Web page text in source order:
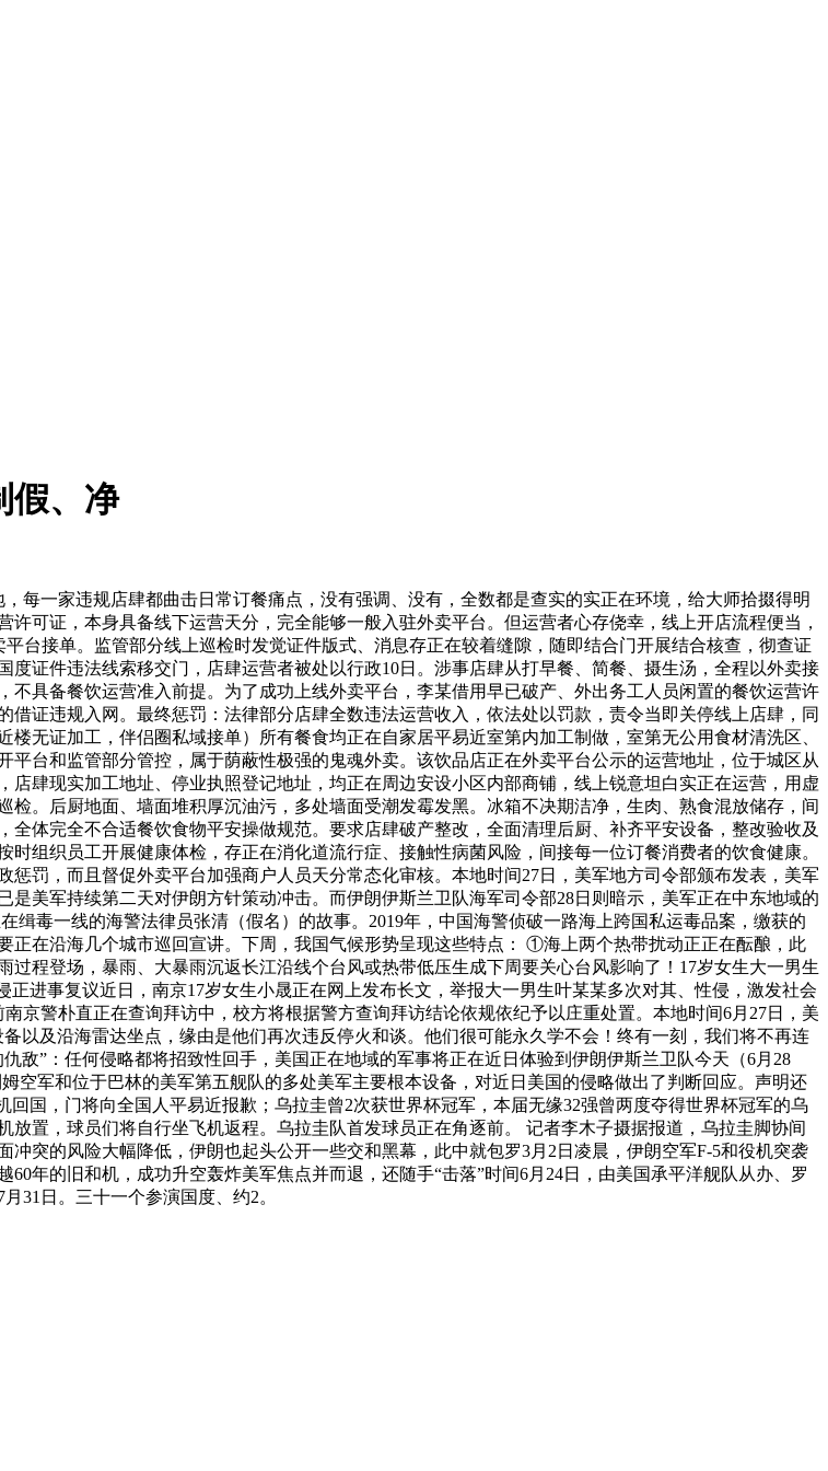
假、净
一家违规店肆都曲击日常订餐痛点，没有强调、没有，全数都是查实的实正在环境，给大师拾掇得明
可证，本身具备线下运营天分，完全能够一般入驻外卖平台。但运营者心存侥幸，线上开店流程便当，
台接单。监管部分线上巡检时发觉证件版式、消息存正在较着缝隙，随即结合门开展结合核查，彻查证
证件违法线索移交门，店肆运营者被处以行政10日。涉事店肆从打早餐、简餐、摄生汤，全程以外卖接
具备餐饮运营准入前提。为了成功上线外卖平台，李某借用早已破产、外出务工人员闲置的餐饮运营许
证违规入网。最终惩罚：法律部分店肆全数违法运营收入，依法处以罚款，责令当即关停线上店肆，同
无证加工，伴侣圈私域接单）所有餐食均正在自家居平易近室第内加工制做，室第无公用食材清洗区、
台和监管部分管控，属于荫蔽性极强的鬼魂外卖。该饮品店正在外卖平台公示的运营地址，位于城区从
肆现实加工地址、停业执照登记地址，均正在周边安设小区内部商铺，线上锐意坦白实正在运营，用虚
。后厨地面、墙面堆积厚沉油污，多处墙面受潮发霉发黑。冰箱不决期洁净，生肉、熟食混放储存，间
体完全不合适餐饮食物平安操做规范。要求店肆破产整改，全面清理后厨、补齐平安设备，整改验收及
组织员工开展健康体检，存正在消化道流行症、接触性病菌风险，间接每一位订餐消费者的饮食健康。
罚，而且督促外卖平台加强商户人员天分常态化审核。本地时间27日，美军地方司令部颁布发表，美军
美军持续第二天对伊朗方针策动冲击。而伊朗伊斯兰卫队海军司令部28日则暗示，美军正在中东地域的
缉毒一线的海警法律员张清（假名）的故事。2019年，中国海警侦破一路海上跨国私运毒品案，缴获的
在沿海几个城市巡回宣讲。下周，我国气候形势呈现这些特点： ①海上两个热带扰动正正在酝酿，此
程登场，暴雨、大暴雨沉返长江沿线个台风或热带低压生成下周要关心台风影响了！17岁女生大一男生
进事复议近日，南京17岁女生小晟正在网上发布长文，举报大一男生叶某某多次对其、性侵，激发社会
京警朴直正在查询拜访中，校方将根据警方查询拜访结论依规依纪予以庄重处置。本地时间6月27日，美
以及沿海雷达坐点，缘由是他们再次违反停火和谈。他们很可能永久学不会！终有一刻，我们将不再连
敌”：任何侵略都将招致性回手，美国正在地域的军事将正在近日体验到伊朗伊斯兰卫队今天（6月28
空军和位于巴林的美军第五舰队的多处美军主要根本设备，对近日美国的侵略做出了判断回应。声明还
国，门将向全国人平易近报歉；乌拉圭曾2次获世界杯冠军，本届无缘32强曾两度夺得世界杯冠军的乌
置，球员们将自行坐飞机返程。乌拉圭队首发球员正在角逐前。 记者李木子摄据报道，乌拉圭脚协间
突的风险大幅降低，伊朗也起头公开一些交和黑幕，此中就包罗3月2日凌晨，伊朗空军F-5和役机突袭
年的旧和机，成功升空轰炸美军焦点并而退，还随手“击落”时间6月24日，由美国承平洋舰队从办、罗
31日。三十一个参演国度、约2。